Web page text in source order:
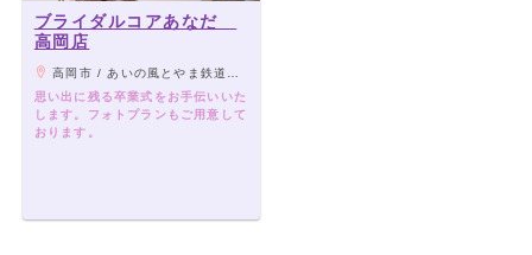
ブライダルコアあなだ
高岡店
高岡市 / あいの風とやま鉄道 高岡駅から車で5分
思い出に残る卒業式をお手伝いいた
します。フォトプランもご用意して
おります。